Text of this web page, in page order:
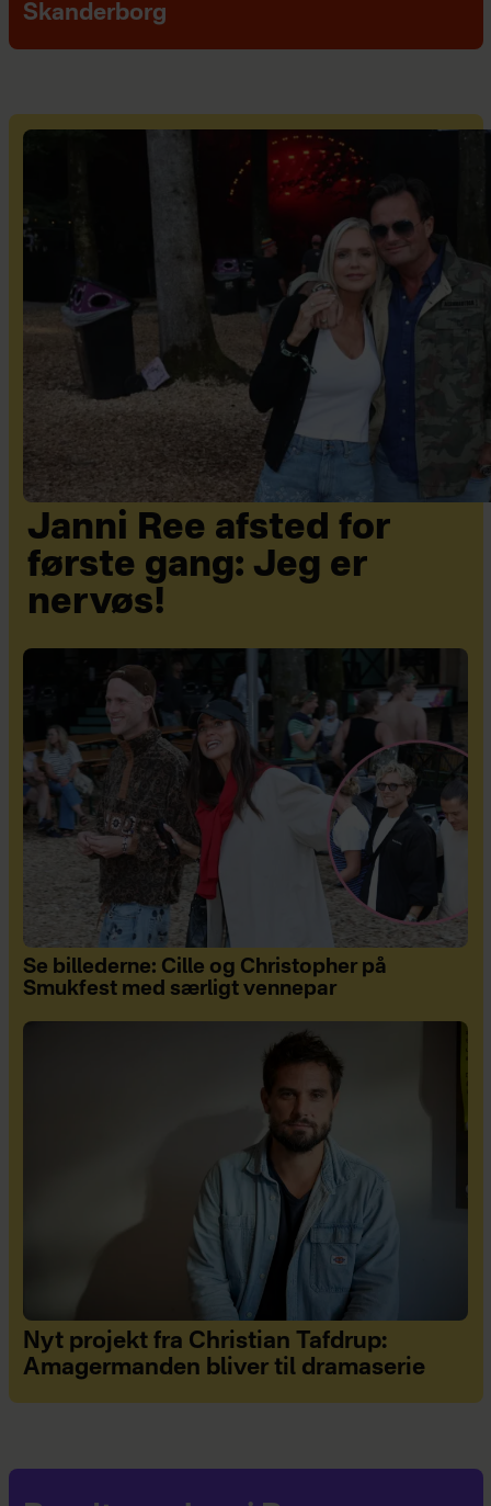
Skanderborg
Janni Ree afsted for
første gang: Jeg er
nervøs!
Se billederne: Cille og Christopher på
Smukfest med særligt vennepar
Nyt projekt fra Christian Tafdrup:
Amagermanden bliver til dramaserie